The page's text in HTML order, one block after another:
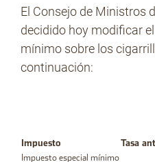
People and Culture
El Consejo de Ministros
decidido hoy modificar
mínimo sobre los
continuación:
Impuesto Tasa
Impuesto especial mínimo